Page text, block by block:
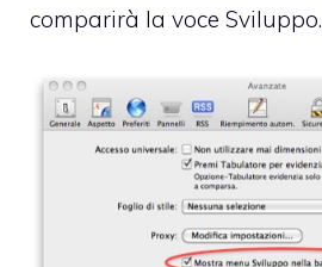
comparirà la voce Sviluppo.